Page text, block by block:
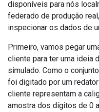
disponíveis para nós
federado de produção
inspecionar os dados de
Primeiro, vamos pegar
cliente para ter uma ideia
simulado. Como o
foi digitado por um
cliente representam a
amostra dos dígitos de 0